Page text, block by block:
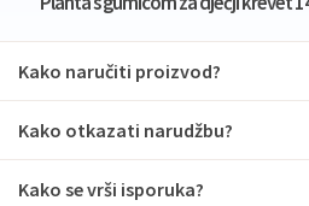
Kako naručiti proizvod?
Kako otkazati narudžbu?
Kako se vrši isporuka?